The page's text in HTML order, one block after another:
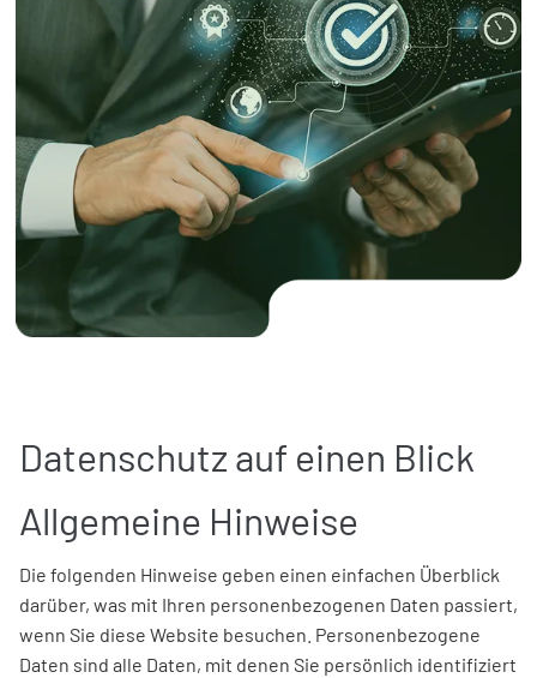
Datenschutz auf einen Blick
Allgemeine Hinweise
Die folgenden Hinweise geben einen einfachen Überblick
darüber, was mit Ihren personenbezogenen Daten passiert,
wenn Sie diese Website besuchen. Personenbezogene
Daten sind alle Daten, mit denen Sie persönlich identifiziert